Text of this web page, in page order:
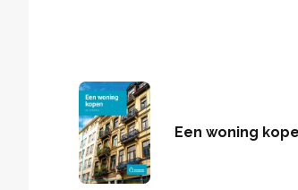
Een woning